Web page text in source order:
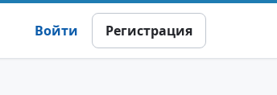
Войти Регистрация